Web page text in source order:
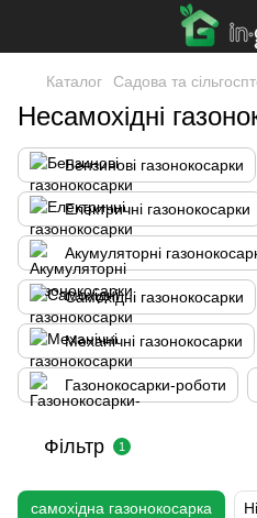
Каталог Садова та
Несамохідні
Бензинові газонокосарки
Електричні газонокосарки
Акумуляторні
Самохідні газонокосарки
Механічні газонокосарки
Газонокосарки-роботи
Фільтр 1
самохідна газонокосарка Ні